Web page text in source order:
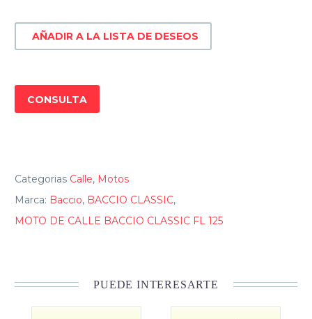
CLASSIC
125
AÑADIR A LA LISTA DE DESEOS
CONSULTA
Categorias Calle, Motos
Marca: Baccio, BACCIO CLASSIC,
MOTO DE CALLE BACCIO CLASSIC FL 125
PUEDE INTERESARTE